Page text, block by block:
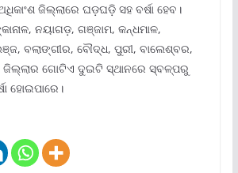
ଜିଲ୍ଲାରେ ଘଡ଼ଘଡ଼ି ସହ ବର୍ଷା ହେବ।
ନୟାଗଡ଼, ଗଞ୍ଜାମ, କନ୍ଧମାଳ,
ବଲାଙ୍ଗୀର, ବୌଦ୍ଧ, ପୁରୀ, ବାଲେଶ୍ବର,
ଗୋଟିଏ ଦୁଇଟି ସ୍ଥାନରେ ସ୍ବଳ୍ପରୁ
ହୋଇପାରେ।